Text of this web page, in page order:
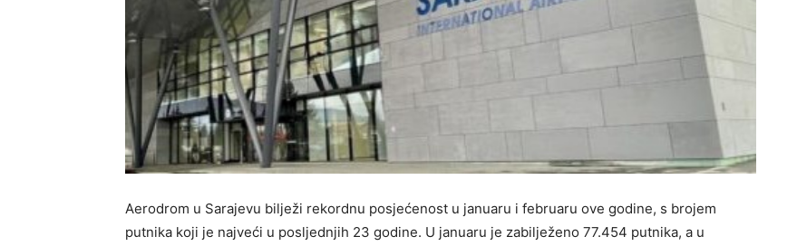
Aerodrom u Sarajevu bilježi rekordnu posjećenost u januaru i februaru ove godine, s brojem
putnika koji je najveći u posljednjih 23 godine. U januaru je zabilježeno 77.454 putnika, a u